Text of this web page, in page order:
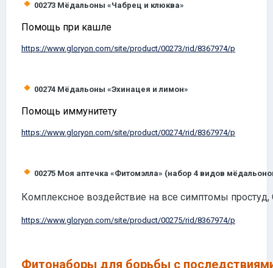
00273 Мёдальоны «Чабрец и клюква»
Помощь при кашле
https://www.gloryon.com/site/product/00273/rid/8367974/p
00274 Мёдальоны «Эхинацея и лимон»
Помощь иммунитету
https://www.gloryon.com/site/product/00274/rid/8367974/p
00275 Моя аптечка «Фитомэлла» (набор 4 видов
Комплексное воздействие на все симптомы
https://www.gloryon.com/site/product/00275/rid/8367974/p
Фитонаборы для борьбы с